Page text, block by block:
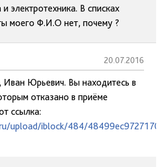
электротехника. В списках
моего Ф.И.О нет, почему ?
20.07.2016
Иван Юрьевич. Вы находитесь в
отказано в приёме
ссылка:
upload/iblock/484/